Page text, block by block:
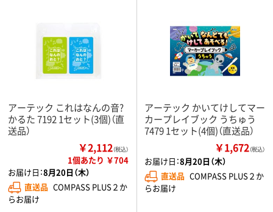
アーテック これはなんの音?
かるた 7192 1セット(3個)（直
送品）
￥2,112（税込）
1個あたり ￥704
お届け日：8月20日（木）
直送品 COMPASS PLUS２か
らお届け
アーテック かいてけしてマー
カープレイブック うちゅう
7479 1セット(4個)（直送品）
￥1,672（税込）
お届け日：8月20日（木）
直送品 COMPASS PLUS２か
らお届け